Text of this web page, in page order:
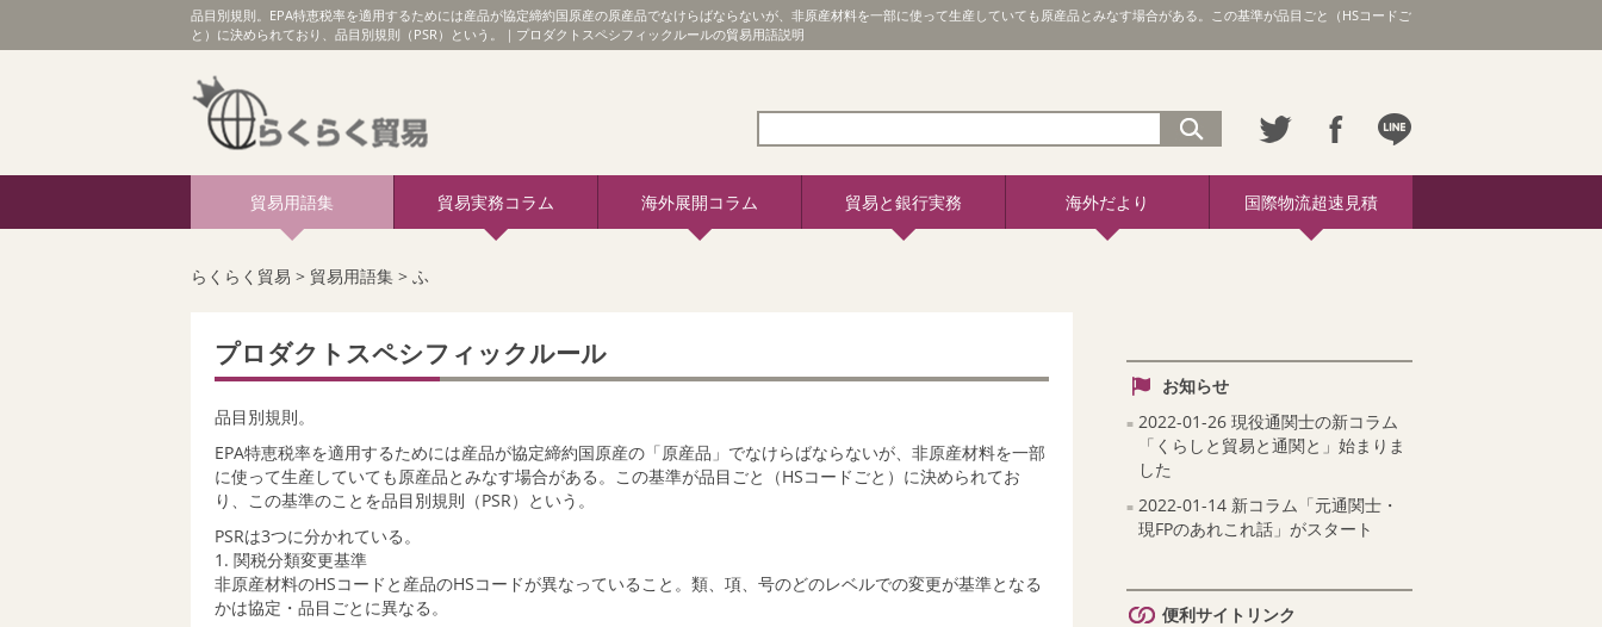
品目別規則。EPA特恵税率を適用するためには産品が協定締約国原産の原産品でなけらばならないが、非原産材料を一部に使って生産していても原産品とみなす場合がある。この基準が品目ごと（HSコードご
と）に決められており、品目別規則（PSR）という。｜プロダクトスペシフィックルールの貿易用語説明
貿易用語集 貿易実務コラム 海外展開コラム 貿易と銀行実務 海外だより 国際物流超速見積
らくらく貿易 > 貿易用語集> ふ
プロダクトスペシフィックルール
品目別規則。
EPA特恵税率を適用するためには産品が協定締約国原産の「原産品」でなけらばならないが、非原産材料を一部
に使って生産していても原産品とみなす場合がある。この基準が品目ごと（HSコードごと）に決められてお
り、この基準のことを品目別規則（PSR）という。
PSRは3つに分かれている。
1. 関税分類変更基準
非原産材料のHSコードと産品のHSコードが異なっていること。類、項、号のどのレベルでの変更が基準となる
かは協定・品目ごとに異なる。
お知らせ
2022-01-26 現役通関士の新コラム
「くらしと貿易と通関と」始まりま
した
2022-01-14 新コラム「元通関士・
現FPのあれこれ話」がスタート
便利サイトリンク